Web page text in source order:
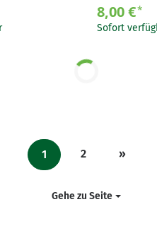
8,00 €*
Sofort
1 2 »
Gehe zu Seite